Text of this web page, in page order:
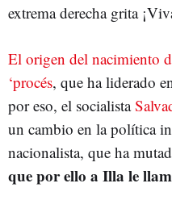
extrema derecha grita
El origen del nacimiento
‘procés, que ha liderado
por eso, el socialista
un cambio en la política
nacionalista, que ha
que por ello a Illa le